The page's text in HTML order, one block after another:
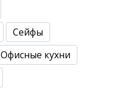
Сейфы
Офисные кухни